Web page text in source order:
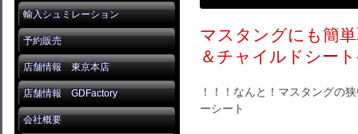
輸入シュミレーション
予約販売
店舗情報 東京本店
店舗情報 GDFactory
会社概要
マスタングにも簡
＆チャイルドシー
！！！なんと！マスタングの
ーシート